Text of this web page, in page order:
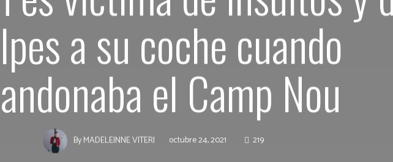
a su coche cuando
el Camp Nou
ByMADELEINNE VITERI octubre 24, 2021 219